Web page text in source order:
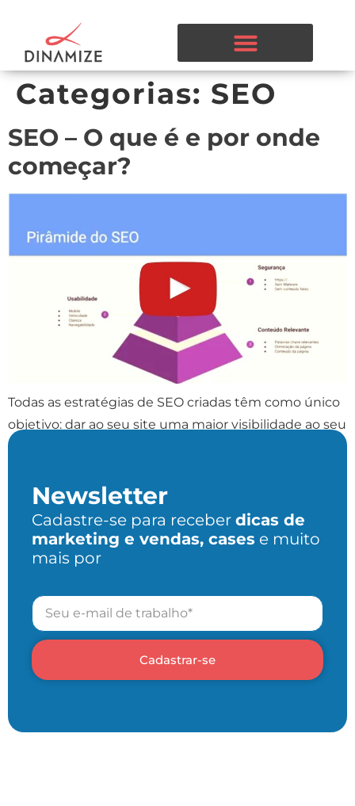
Categorias: SEO
SEO – O que é e por onde
começar?
Todas as estratégias de SEO criadas têm como único
objetivo: dar ao seu site uma maior visibilidade ao seu
site e sua marca. Entenda por onde começar o SEO
Newsletter
Cadastre-se para receber dicas de
marketing e vendas, cases e muito
mais por
Cadastrar-se